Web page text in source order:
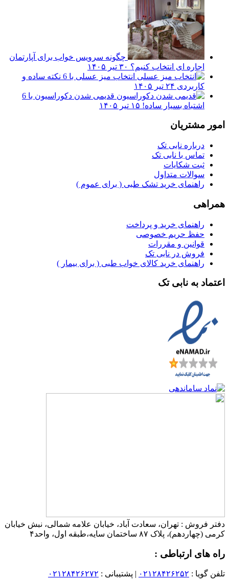
چگونه سرویس خواب برای آپارتمان
اجاره ای انتخاب کنیم؟ ۳۰ تیر ۱۴۰۵
انتخاب میز عسلی با 6 نکته ساده و
کاربردی ۲۴ تیر ۱۴۰۵
قدیمی شدن دکوراسیون با 6
اشتباه بسیار ساده! ۱۵ تیر ۱۴۰۵
امور مشتریان
درباره نابی تک
تماس با نابی تک
ثبت شکایات
سوالات متداول
راهنمای خرید تشک طبی ( برای عموم )
همراهی
راهنمای خرید و پرداخت
حفظ حریم خصوصی
قوانین و مقررات
فروش در نابی تک
راهنمای خرید کالای خواب طبی ( برای بیمار )
اعتماد به نابی تک
دفتر فروش : تهران، سعادت آباد، خیابان علامه شمالی، نبش خیابان
کرمی (چهاردهم)، پلاک ۸۷ ساختمان سایه،طبقه اول، واحد۴
راه های ارتباطی :
تلفن گویا : ۰۲۱۲۸۴۲۶۲۵۲ | پشتیبانی : ۰۲۱۲۸۴۲۶۲۷۲